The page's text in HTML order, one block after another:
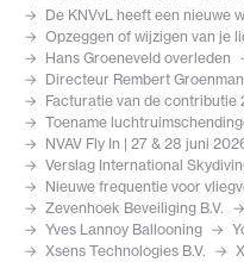
De KNVvL heeft een nieuwe
Opzeggen of wijzigen van je
Hans Groeneveld overleden
Directeur Rembert
Facturatie van de contributie
Toename
NVAV Fly In | 27 & 28 juni
Verslag International
Nieuwe frequentie voor
Zevenhoek Beveiliging B.V.
Yves Lannoy Ballooning
Xsens Technologies B.V.